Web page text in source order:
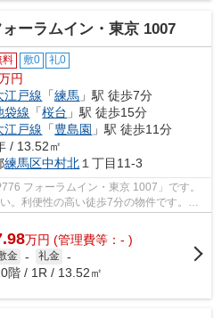
ーラムイン・東京 1007
料 敷0 礼0
円
江戸線 「練馬 」駅 徒歩7分
袋線 「桜台 」駅 徒歩15分
江戸線 「豊島園 」駅 徒歩11分
/ 13.52㎡
練馬区中村北 １丁目11-3
フォーラムイン・東京 1007」です。
。利便性の高い徒歩7分の物件です。こ
。練...
万円 (管理費等：- )
金 - 礼金 -
階 / 1R / 13.52㎡